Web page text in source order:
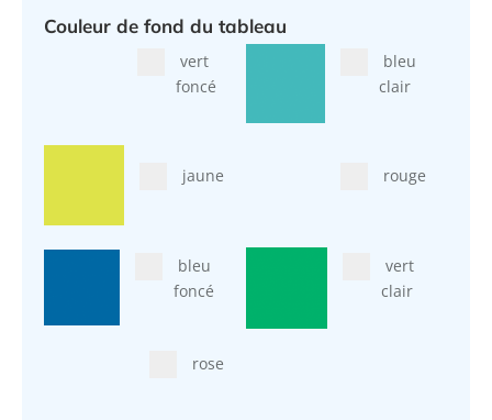
Couleur de fond du tableau
vert
foncé
bleu
clair
jaune rouge
bleu
foncé
vert
clair
rose